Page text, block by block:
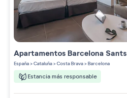
Apartamentos Barcelona Sants
España>Cataluña>Costa Brava>Barcelona
Estancia más responsable